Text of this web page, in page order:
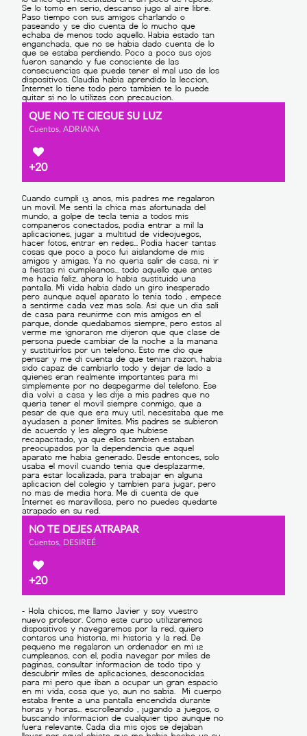
QUE NO TE CIEGUE SU LUZ
Cuentos, ADRIANA
+20
NO TE DEJES ATRAPAR
Cuentos, DESIREÉ
+20